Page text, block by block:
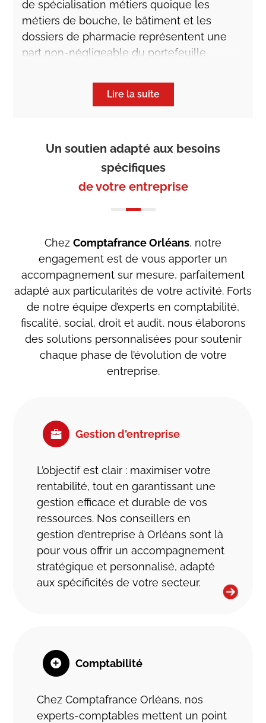
de spécialisation métiers quoique les
métiers de bouche, le bâtiment et les
dossiers de pharmacie représentent une
part non-négligeable du portefeuille.
, avec des juristes et un pôle
social. Chaque client a son conseiller,
besoins. Pour les compétences
complémentaires,Comptafrance Orléans
peut compter sur les associés et les
La force deComptafranceest d’être une
entreprise à taille humaine, qui joue la
proximité avec ses clients. « On connait
parfois la famille, les enfants et les parents,
explique la directriceCorinne Martinez.
C’est ainsi que se crée la relation de
confiance nécessaire à un travail constructif
Certains travaux sont sensibles, comme la
constitutions de sociétés en juridique.
Parfois, les clients savent parfaitement où
accompagnement presque total aucabinet
comptable.
C’est aussi là que sont appréciées les
qualités de Comptafrance. Une équipe à
l’écoute, et des interlocuteurs au fait des
nombreux domaines d’intervention auprès
des entreprises.
Lire la suite
Un soutien adapté aux besoins
spécifiques
de votre entreprise
Chez Comptafrance Orléans, notre
engagement est de vous apporter un
accompagnement sur mesure, parfaitement
adapté aux particularités de votre activité. Forts
de notre équipe d’experts en comptabilité,
fiscalité, social, droit et audit, nous élaborons
des solutions personnalisées pour soutenir
chaque phase de l’évolution de votre
entreprise.
Gestion d'entreprise
L’objectif est clair : maximiser votre
rentabilité, tout en garantissant une
gestion efficace et durable de vos
ressources. Nos conseillers en
gestion d’entreprise à Orléans sont là
pour vous offrir un accompagnement
stratégique et personnalisé, adapté
aux spécificités de votre secteur.
Comptabilité
Chez Comptafrance Orléans, nos
experts-comptables mettent un point